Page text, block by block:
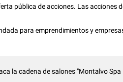
pública de acciones. Las acciones
para emprendimientos y
la cadena de salones "Montalvo Spa